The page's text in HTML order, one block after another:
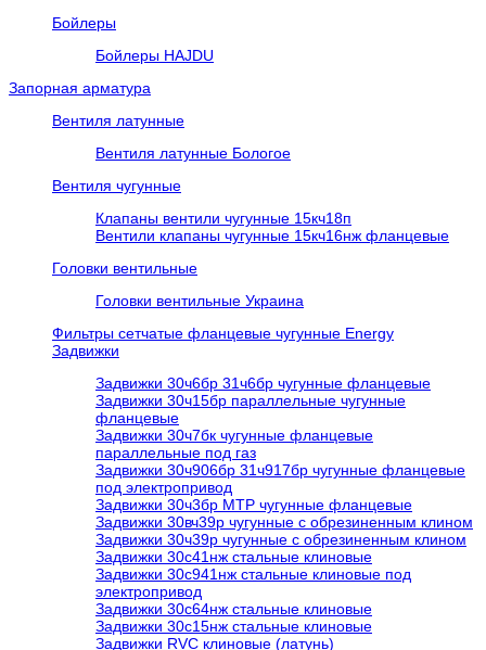
Бойлеры
Бойлеры HAJDU
Запорная арматура
Вентиля латунные
Вентиля латунные Бологое
Вентиля чугунные
Клапаны вентили чугунные 15кч18п
Вентили клапаны чугунные 15кч16нж фланцевые
Головки вентильные
Головки вентильные Украина
Фильтры сетчатые фланцевые чугунные Energy
Задвижки
Задвижки 30ч6бр 31ч6бр чугунные фланцевые
Задвижки 30ч15бр параллельные чугунные
фланцевые
Задвижки 30ч7бк чугунные фланцевые
параллельные под газ
Задвижки 30ч906бр 31ч917бр чугунные фланцевые
под электропривод
Задвижки 30ч3бр МТР чугунные фланцевые
Задвижки 30вч39р чугунные с обрезиненным клином
Задвижки 30ч39р чугунные с обрезиненным клином
Задвижки 30с41нж стальные клиновые
Задвижки 30с941нж стальные клиновые под
электропривод
Задвижки 30с64нж стальные клиновые
Задвижки 30с15нж стальные клиновые
Задвижки RVC клиновые (латунь)